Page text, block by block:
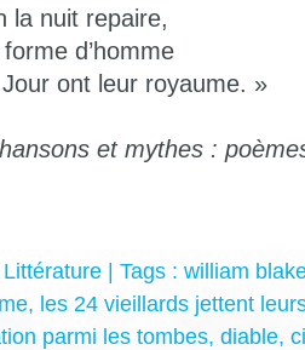
la nuit repaire,
d’homme
ont leur royaume. »
et mythes :
Littérature | Tags : william
, les 24 vieillards jettent
parmi les tombes, diable,